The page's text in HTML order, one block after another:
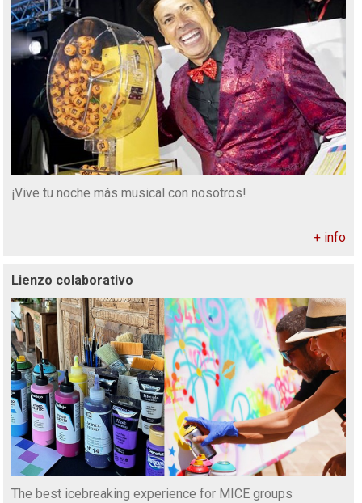
¡Vive tu noche más musical con nosotros!
+ info
Lienzo colaborativo
The best icebreaking experience for MICE groups